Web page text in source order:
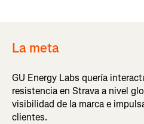
La meta
GU Energy Labs quería
resistencia en Strava a nivel
visibilidad de la marca e
clientes.